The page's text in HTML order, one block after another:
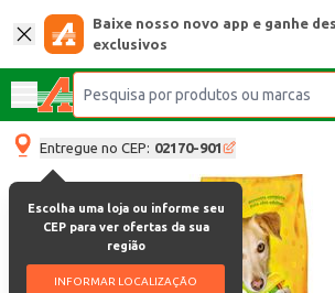
Baixe nosso novo app e ganhe
exclusivos
Entregue no CEP: 02170-901
Escolha uma loja ou informe seu
CEP para ver ofertas da sua
região
INFORMAR LOCALIZAÇÃO